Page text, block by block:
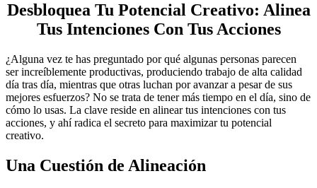
Desbloquea Tu Potencial Creativo: Alinea
Tus Intenciones Con Tus Acciones
¿Alguna vez te has preguntado por qué algunas personas parecen
ser increíblemente productivas, produciendo trabajo de alta calidad
día tras día, mientras que otras luchan por avanzar a pesar de sus
mejores esfuerzos? No se trata de tener más tiempo en el día, sino de
cómo lo usas. La clave reside en alinear tus intenciones con tus
acciones, y ahí radica el secreto para maximizar tu potencial
creativo.
Una Cuestión de Alineación